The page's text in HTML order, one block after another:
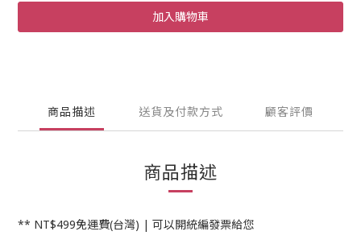
加入購物車
商品描述 送貨及付款方式 顧客評價
商品描述
** NT$499免運費(台灣) | 可以開統編發票給您